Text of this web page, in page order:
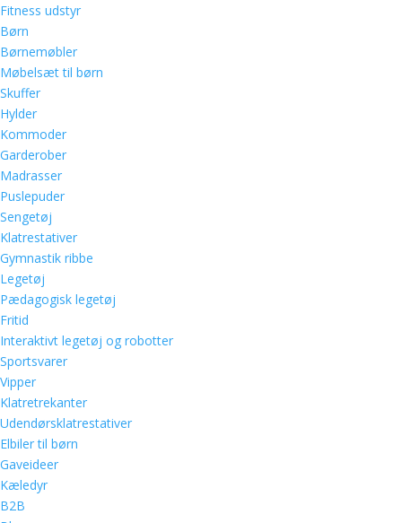
Fitness udstyr
Børn
Børnemøbler
Møbelsæt til børn
Skuffer
Hylder
Kommoder
Garderober
Madrasser
Puslepuder
Sengetøj
Klatrestativer
Gymnastik ribbe
Legetøj
Pædagogisk legetøj
Fritid
Interaktivt legetøj og robotter
Sportsvarer
Vipper
Klatretrekanter
Udendørsklatrestativer
Elbiler til børn
Gaveideer
Kæledyr
B2B